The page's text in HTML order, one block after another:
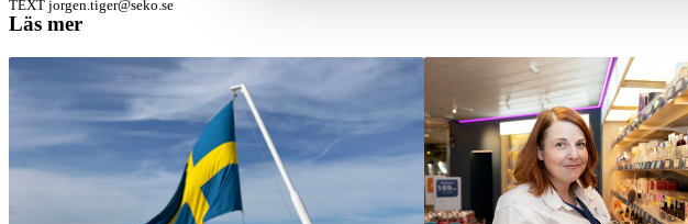
TEXT jorgen.tiger@seko.se
Läs mer